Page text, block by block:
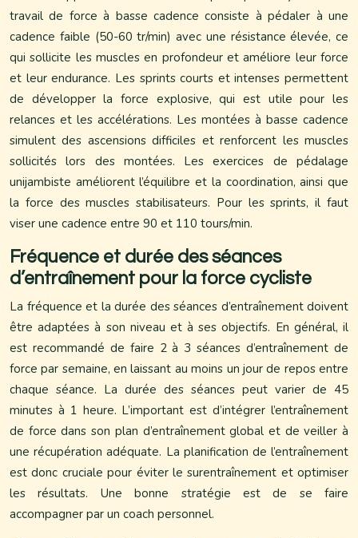
travail de force à basse cadence consiste à pédaler à une
cadence faible (50-60 tr/min) avec une résistance élevée, ce
qui sollicite les muscles en profondeur et améliore leur force
et leur endurance. Les sprints courts et intenses permettent
de développer la force explosive, qui est utile pour les
relances et les accélérations. Les montées à basse cadence
simulent des ascensions difficiles et renforcent les muscles
sollicités lors des montées. Les exercices de pédalage
unijambiste améliorent l’équilibre et la coordination, ainsi que
la force des muscles stabilisateurs. Pour les sprints, il faut
viser une cadence entre 90 et 110 tours/min.
Fréquence et durée des séances
d’entraînement pour la force cycliste
La fréquence et la durée des séances d’entraînement doivent
être adaptées à son niveau et à ses objectifs. En général, il
est recommandé de faire 2 à 3 séances d’entraînement de
force par semaine, en laissant au moins un jour de repos entre
chaque séance. La durée des séances peut varier de 45
minutes à 1 heure. L’important est d’intégrer l’entraînement
de force dans son plan d’entraînement global et de veiller à
une récupération adéquate. La planification de l’entraînement
est donc cruciale pour éviter le surentraînement et optimiser
les résultats. Une bonne stratégie est de se faire
accompagner par un coach personnel.